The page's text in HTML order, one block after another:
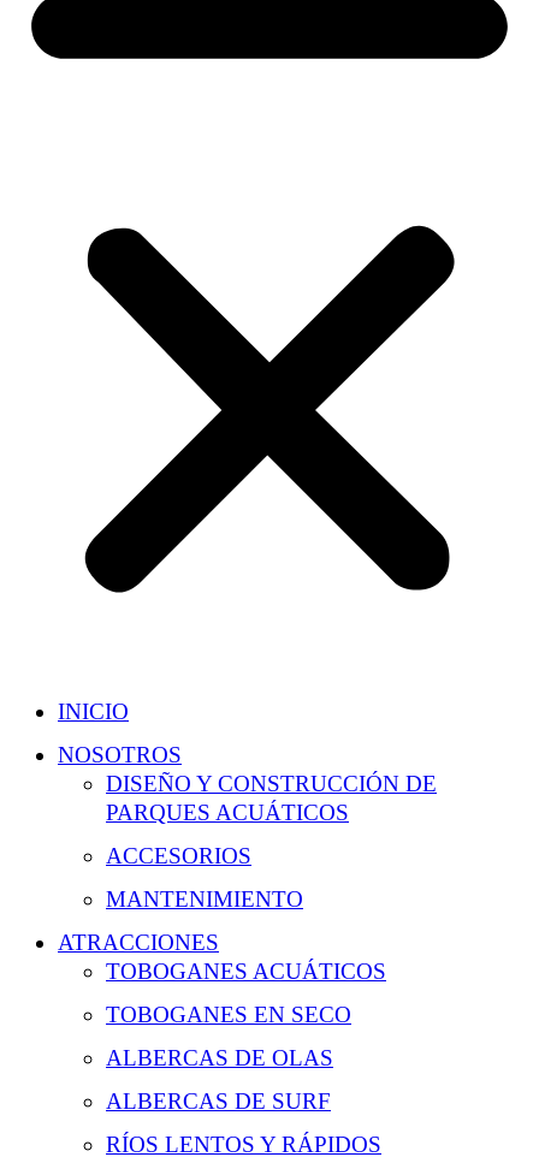
INICIO
NOSOTROS
DISEÑO Y CONSTRUCCIÓN DE
PARQUES ACUÁTICOS
ACCESORIOS
MANTENIMIENTO
ATRACCIONES
TOBOGANES ACUÁTICOS
TOBOGANES EN SECO
ALBERCAS DE OLAS
ALBERCAS DE SURF
RÍOS LENTOS Y RÁPIDOS